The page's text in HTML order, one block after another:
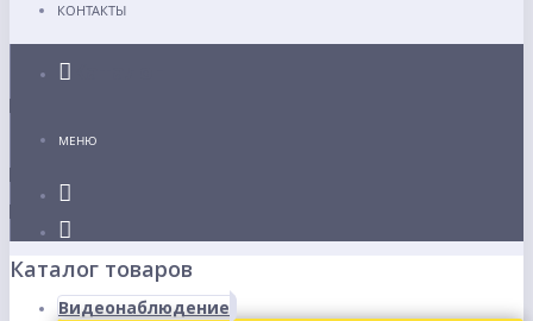
КОНТАКТЫ
МЕНЮ
Каталог товаров
Видеонаблюдение